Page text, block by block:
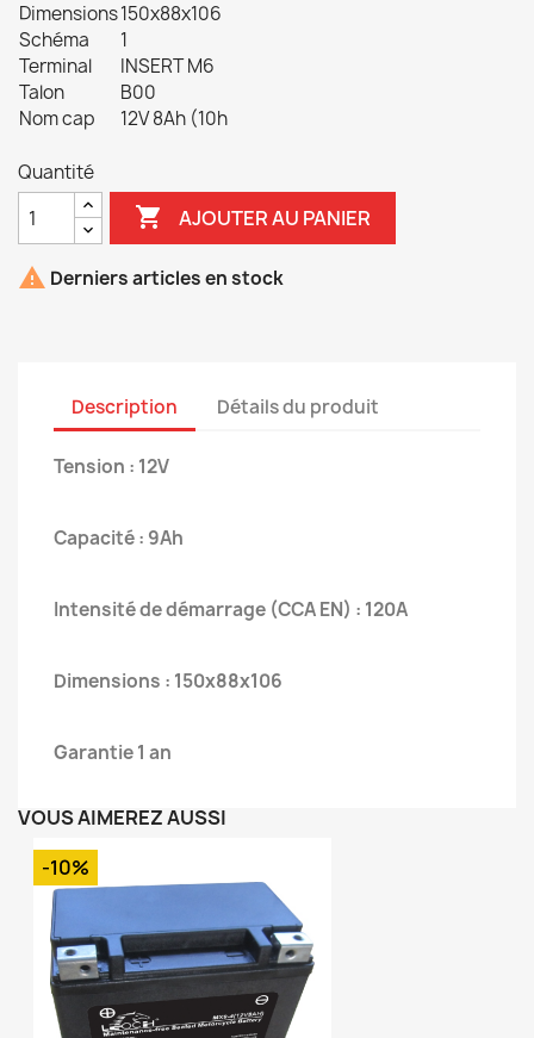
Dimensions150x88x106
Schéma
1
Terminal
INSERT M6
Talon
B00
Nom cap
12V 8Ah (10h
Quantité
 AJOUTER AU PANIER
 Derniers articles en stock
Description Détails du produit
Tension : 12V
Capacité : 9Ah
Intensité de démarrage (CCA EN) : 120A
Dimensions : 150x88x106
Garantie 1 an
VOUS AIMEREZ AUSSI
-10%